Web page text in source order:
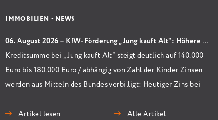
IMMOBILIEN - NEWS
06. August 2026 – KfW-Förderung „Jung kauft Alt“: Höhere Kredite ab August 2026
Kreditsumme bei „Jung kauft Alt“ steigt deutlich auf 140.000
Euro bis 180.000 Euro / abhängig von Zahl der Kinder Zinsen
werden aus Mitteln des Bundes verbilligt: Heutiger Zins bei
Zinsbindung Antragstellende verpflichten sich zu
Artikel lesen Alle Artikel